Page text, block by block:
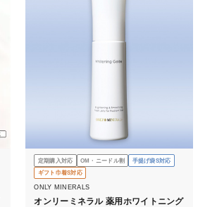
定期購入対応 OM・ニードル割
手提げ袋S対応
ギフト巾着S対応
ONLY MINERALS
オンリーミネラル 薬用ホワイトニング